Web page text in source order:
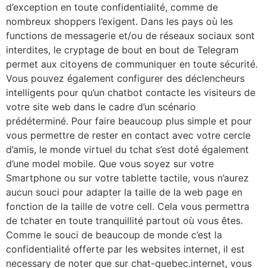
d’exception en toute confidentialité, comme de
nombreux shoppers l’exigent. Dans les pays où les
functions de messagerie et/ou de réseaux sociaux sont
interdites, le cryptage de bout en bout de Telegram
permet aux citoyens de communiquer en toute sécurité.
Vous pouvez également configurer des déclencheurs
intelligents pour qu’un chatbot contacte les visiteurs de
votre site web dans le cadre d’un scénario
prédéterminé. Pour faire beaucoup plus simple et pour
vous permettre de rester en contact avec votre cercle
d’amis, le monde virtuel du tchat s’est doté également
d’une model mobile. Que vous soyez sur votre
Smartphone ou sur votre tablette tactile, vous n’aurez
aucun souci pour adapter la taille de la web page en
fonction de la taille de votre cell. Cela vous permettra
de tchater en toute tranquillité partout où vous êtes.
Comme le souci de beaucoup de monde c’est la
confidentialité offerte par les websites internet, il est
necessary de noter que sur chat-quebec.internet, vous